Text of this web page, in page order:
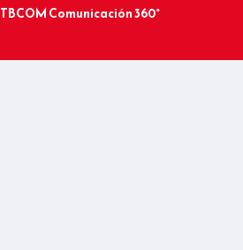
TBCOM Comunicación 360°